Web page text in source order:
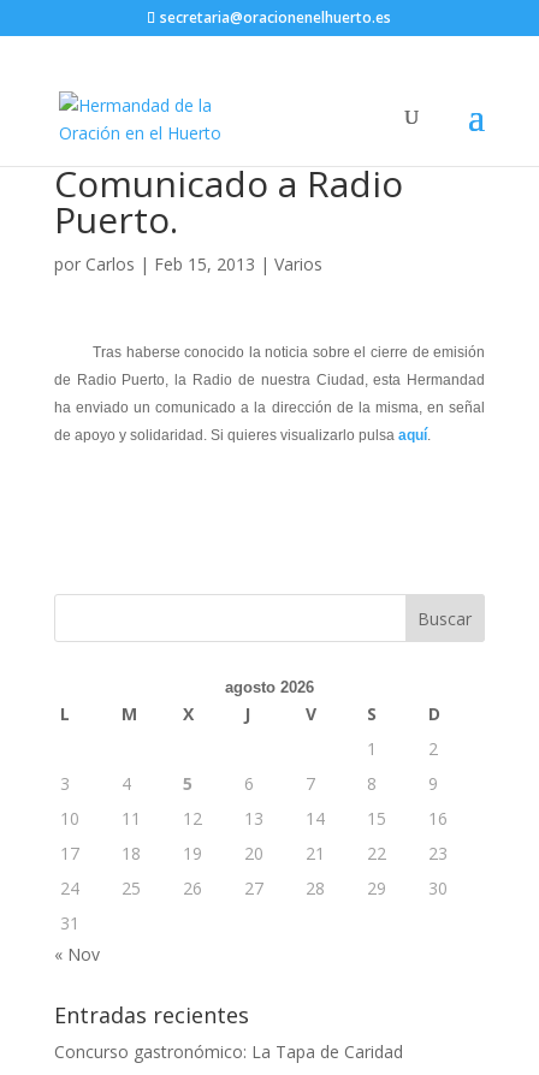
secretaria@oracionenelhuerto.es
Comunicado a Radio
Puerto.
por Carlos | Feb 15, 2013 | Varios
Tras haberse conocido la noticia sobre el cierre de emisión
de Radio Puerto, la Radio de nuestra Ciudad, esta Hermandad
ha enviado un comunicado a la dirección de la misma, en señal
de apoyo y solidaridad. Si quieres visualizarlo pulsa aquí.
agosto 2026
L M X J V S
D
1
2
3
4 5 6 7 8
9
10
11 12 13 14 15
16
17
18 19 20 21 22
23
24
25 26 27 28 29
30
31
« Nov
Entradas recientes
Concurso gastronómico: La Tapa de Caridad